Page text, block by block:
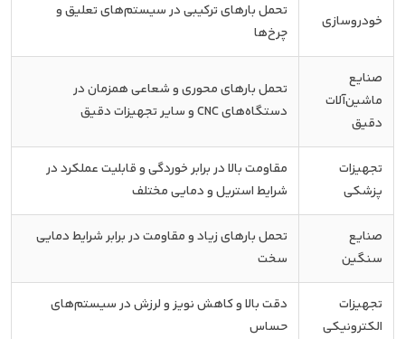
خودروسازی
تحمل بارهای ترکیبی در سیستم‌های تعلیق و
چرخ‌ها
صنایع
ماشین‌آلات
دقیق
تحمل بارهای محوری و شعاعی همزمان در
دستگاه‌های CNC و سایر تجهیزات دقیق
تجهیزات
پزشکی
مقاومت بالا در برابر خوردگی و قابلیت عملکرد در
شرایط استریل و دمایی مختلف
صنایع
سنگین
تحمل بارهای زیاد و مقاومت در برابر شرایط دمایی
سخت
تجهیزات
الکترونیکی
دقت بالا و کاهش نویز و لرزش در سیستم‌های
حساس